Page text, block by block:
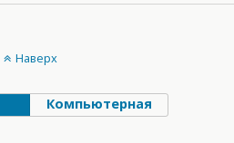
Наверх
Компьютерная